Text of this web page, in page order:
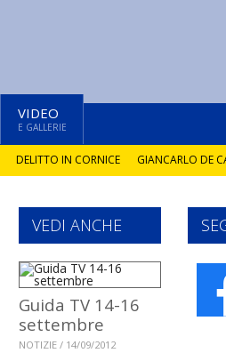
VIDEO
E GALLERIE
DELITTO IN CORNICE GIANCARLO DE
VEDI ANCHE
Guida TV 14-16
settembre
NOTIZIE / 14/09/2012